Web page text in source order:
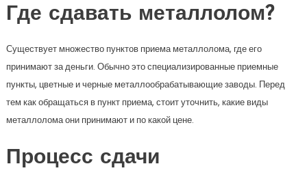
Где сдавать металлолом?
Существует множество пунктов приема металлолома, где его
принимают за деньги. Обычно это специализированные приемные
пункты, цветные и черные металлообрабатывающие заводы. Перед
тем как обращаться в пункт приема, стоит уточнить, какие виды
металлолома они принимают и по какой цене.
Процесс сдачи